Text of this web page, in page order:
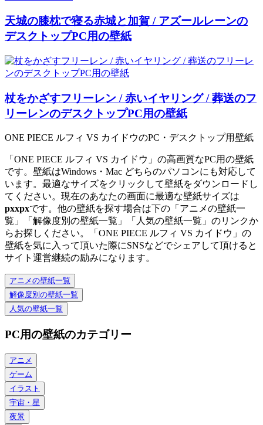
天城の膝枕で寝る赤城と加賀 / アズールレーンの
デスクトップPC用の壁紙
杖をかざすフリーレン / 赤いイヤリング / 葬送のフ
リーレンのデスクトップPC用の壁紙
ONE PIECE ルフィ VS カイドウのPC・デスクトップ用壁紙
「ONE PIECE ルフィ VS カイドウ」の高画質なPC用の壁紙
です。壁紙はWindows・Mac どちらのパソコンにも対応して
います。最適なサイズをクリックして壁紙をダウンロードし
てください。現在のあなたの画面に最適な壁紙サイズは
pxxpxです。他の壁紙を探す場合は下の「アニメの壁紙一
覧」「解像度別の壁紙一覧」「人気の壁紙一覧」のリンクか
らお探しください。「ONE PIECE ルフィ VS カイドウ」の
壁紙を気に入って頂いた際にSNSなどでシェアして頂けると
サイト運営継続の励みになります。
アニメの壁紙一覧
解像度別の壁紙一覧
人気の壁紙一覧
PC用の壁紙のカテゴリー
アニメ
ゲーム
イラスト
宇宙・星
夜景